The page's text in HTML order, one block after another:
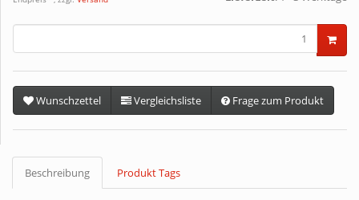
Wunschzettel Vergleichsliste Frage zum Produkt
Beschreibung Produkt Tags